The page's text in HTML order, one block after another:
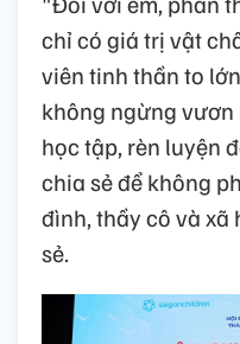
chỉ có giá trị vật
viên tinh thần to
không ngừng vươn
học tập, rèn luyện
chia sẻ để không
đình, thầy cô và xã
sẻ.